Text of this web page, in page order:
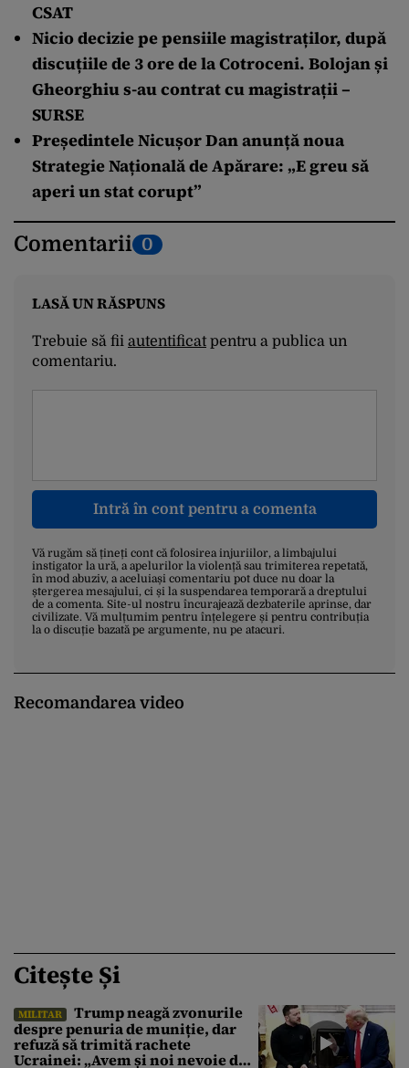
CSAT
Nicio decizie pe pensiile magistraților, după
discuțiile de 3 ore de la Cotroceni. Bolojan și
Gheorghiu s-au contrat cu magistrații –
SURSE
Președintele Nicușor Dan anunță noua
Strategie Națională de Apărare: „E greu să
aperi un stat corupt”
Comentarii 0
LASĂ UN RĂSPUNS
Trebuie să fii autentificatpentru a publica un
comentariu.
Intră în cont pentru a comenta
Vă rugăm să țineți cont că folosirea injuriilor, a limbajului
instigator la ură, a apelurilor la violență sau trimiterea repetată,
în mod abuziv, a aceluiași comentariu pot duce nu doar la
ștergerea mesajului, ci și la suspendarea temporară a dreptului
de a comenta. Site-ul nostru încurajează dezbaterile aprinse, dar
civilizate. Vă mulțumim pentru înțelegere și pentru contribuția
la o discuție bazată pe argumente, nu pe atacuri.
Recomandarea video
Citește Și
MILITAR
Trump neagă zvonurile
despre penuria de muniție, dar
refuză să trimită rachete
Ucrainei: „Avem și noi nevoie de